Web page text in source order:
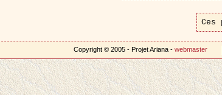
Ces
Copyright © 2005 - Projet Ariana -webmaster